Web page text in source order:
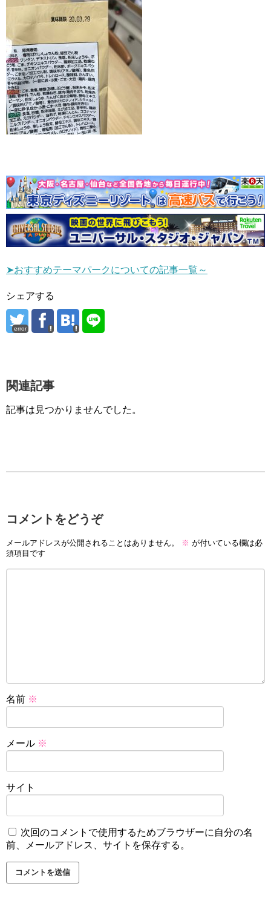
➤おすすめテーマパークについての記事一覧～
シェアする
error
関連記事
記事は見つかりませんでした。
コメントをどうぞ
メールアドレスが公開されることはありません。 ※ が付いている欄は必
須項目です
名前 ※
メール ※
サイト
次回のコメントで使用するためブラウザーに自分の名
前、メールアドレス、サイトを保存する。